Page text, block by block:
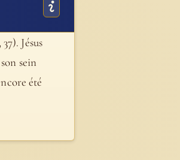
Jésus
sein
été